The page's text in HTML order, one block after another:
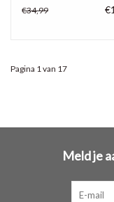
€34,99
Pagina 1 van 17
Meld je